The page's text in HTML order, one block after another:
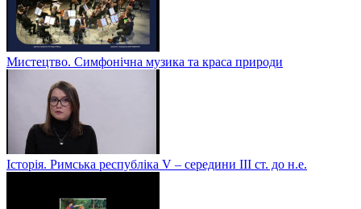
Мистецтво. Симфонічна музика та краса природи
Історія. Римська республіка V – середини ІІІ ст. до н.е.